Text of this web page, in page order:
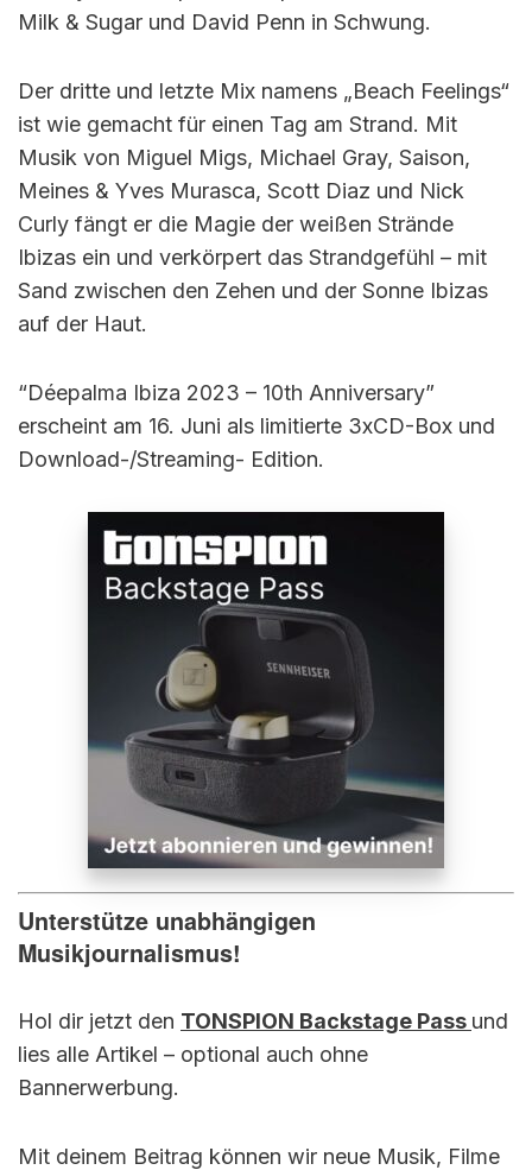
Milk & Sugar und David Penn in Schwung.
Der dritte und letzte Mix namens „Beach Feelings“
ist wie gemacht für einen Tag am Strand. Mit
Musik von Miguel Migs, Michael Gray, Saison,
Meines & Yves Murasca, Scott Diaz und Nick
Curly fängt er die Magie der weißen Strände
Ibizas ein und verkörpert das Strandgefühl – mit
Sand zwischen den Zehen und der Sonne Ibizas
auf der Haut.
“Déepalma Ibiza 2023 – 10th Anniversary”
erscheint am 16. Juni als limitierte 3xCD-Box und
Download-/Streaming- Edition.
Unterstütze unabhängigen
Musikjournalismus!
Hol dir jetzt den TONSPION Backstage Pass und
lies alle Artikel – optional auch ohne
Bannerwerbung.
Mit deinem Beitrag können wir neue Musik, Filme